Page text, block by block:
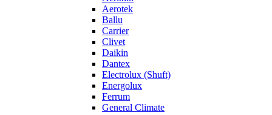
Aerotek
Ballu
Carrier
Clivet
Daikin
Dantex
Electrolux (Shuft)
Energolux
Ferrum
General Climate